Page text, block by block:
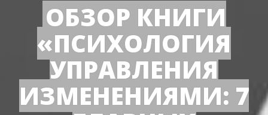
ОБЗОР КНИГИ
«ПСИХОЛОГИЯ
УПРАВЛЕНИЯ
ИЗМЕНЕНИЯМИ: 7